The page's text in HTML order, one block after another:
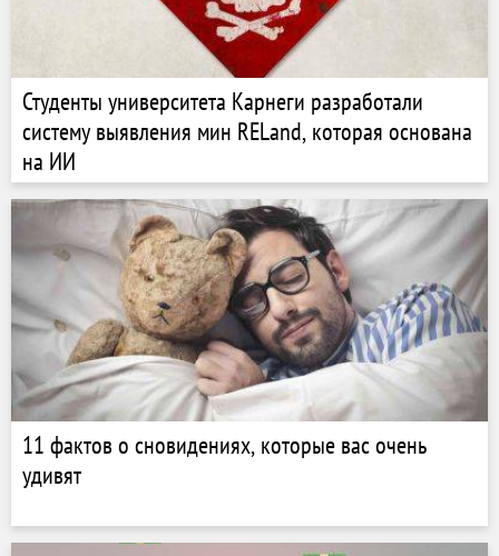
Студенты университета Карнеги разработали
систему выявления мин RELand, которая основана
на ИИ
11 фактов о сновидениях, которые вас очень
удивят